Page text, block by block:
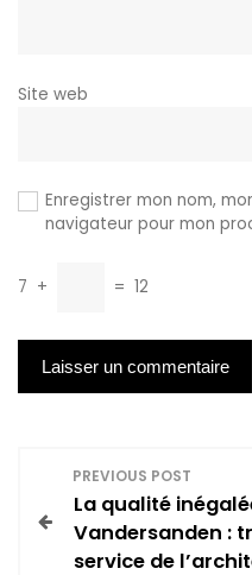
Site web
Enregistrer mon nom,
navigateur pour mon
7 + = 12
a
PREVIOUS POST
La qualité
Vandersanden :
service de